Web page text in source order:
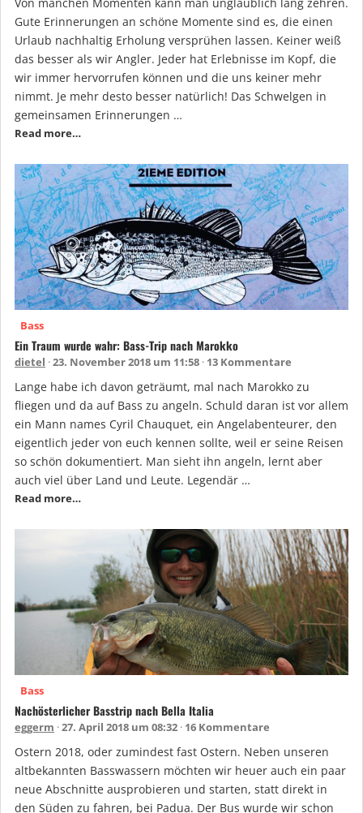
Gute Erinnerungen an schöne Momente sind es, die einen
Urlaub nachhaltig Erholung versprühen lassen. Keiner weiß
das besser als wir Angler. Jeder hat Erlebnisse im Kopf, die
wir immer hervorrufen können und die uns keiner mehr
nimmt. Je mehr desto besser natürlich! Das Schwelgen in
gemeinsamen Erinnerungen …
Read more…
Bass
Ein Traum wurde wahr: Bass-Trip nach Marokko
dietel 23. November 2018 um 11:58 13 Kommentare
Lange habe ich davon geträumt, mal nach Marokko zu
fliegen und da auf Bass zu angeln. Schuld daran ist vor allem
ein Mann names Cyril Chauquet, ein Angelabenteurer, den
eigentlich jeder von euch kennen sollte, weil er seine Reisen
so schön dokumentiert. Man sieht ihn angeln, lernt aber
auch viel über Land und Leute. Legendär …
Read more…
Bass
Nachösterlicher Basstrip nach Bella Italia
eggerm 27. April 2018 um 08:32 16 Kommentare
Ostern 2018, oder zumindest fast Ostern. Neben unseren
altbekannten Basswassern möchten wir heuer auch ein paar
neue Abschnitte ausprobieren und starten, statt direkt in
den Süden zu fahren, bei Padua. Der Bus wurde wir schon